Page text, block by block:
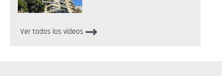
Ver todos los videos